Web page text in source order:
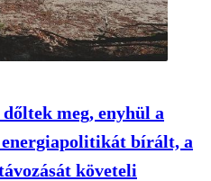
meg, enyhül a
energiapolitikát bírált, a
követeli